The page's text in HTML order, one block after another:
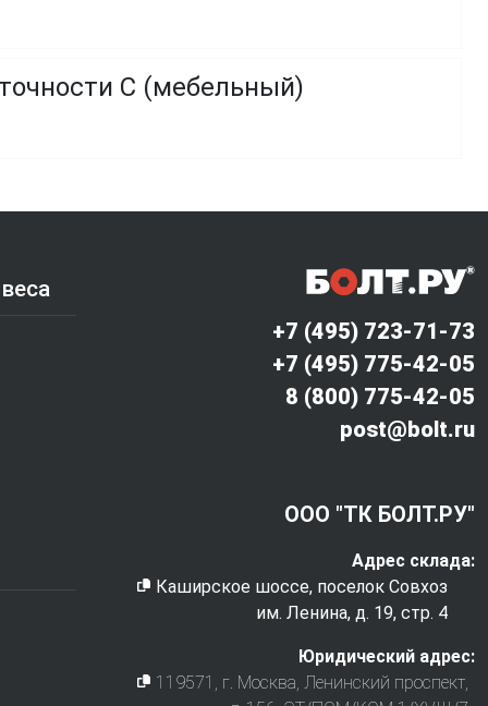
C (мебельный)
+7 (495) 723-71-73
+7 (495) 775-42-05
8 (800) 775-42-05
post@bolt.ru
ООО "ТК БОЛТ.РУ"
Адрес склада:
Каширское шоссе, поселок Совхоз
им. Ленина, д. 19, стр. 4
Юридический адрес:
119571
, г. Москва Ленинский проспект,